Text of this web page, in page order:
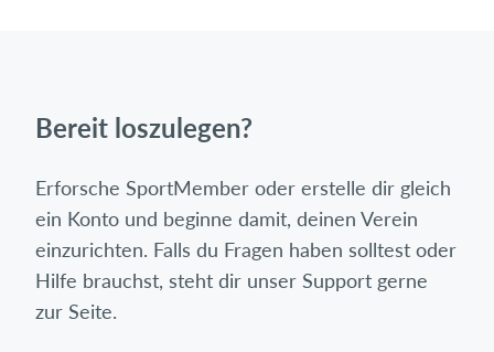
Bereit loszulegen?
Erforsche SportMember oder erstelle dir gleich
ein Konto und beginne damit, deinen Verein
einzurichten. Falls du Fragen haben solltest oder
Hilfe brauchst, steht dir unser Support gerne
zur Seite.